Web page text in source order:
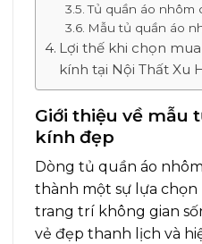
Tủ quần áo nhôm
Mẫu tủ quần áo
Lợi thế khi chọn
kính tại Nội Thất Xu
Giới thiệu về mẫu
kính đẹp
Dòng tủ quần áo
thành một sự lựa
trang trí không gian
vẻ đẹp thanh lịch và